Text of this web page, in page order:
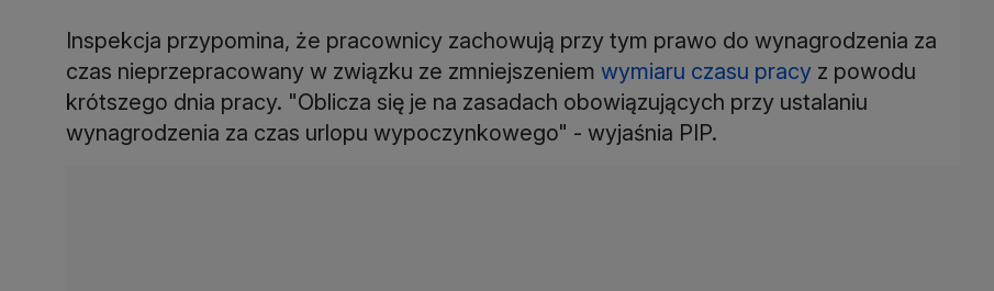
Inspekcja przypomina, że pracownicy zachowują przy tym prawo do wynagrodzenia za
czas nieprzepracowany w związku ze zmniejszeniem wymiaru czasu pracy z powodu
krótszego dnia pracy. "Oblicza się je na zasadach obowiązujących przy ustalaniu
wynagrodzenia za czas urlopu wypoczynkowego" - wyjaśnia PIP.